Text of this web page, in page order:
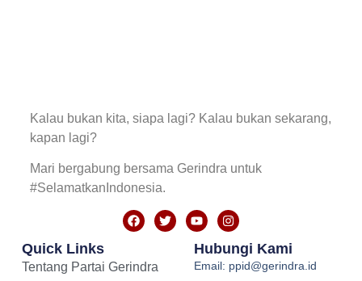
Kalau bukan kita, siapa lagi? Kalau bukan sekarang,
kapan lagi?
Mari bergabung bersama Gerindra untuk
#SelamatkanIndonesia.
Quick Links
Tentang Partai Gerindra
Hubungi Kami
Email: ppid@gerindra.id